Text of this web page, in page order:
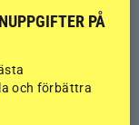
PÅ
och förbättra